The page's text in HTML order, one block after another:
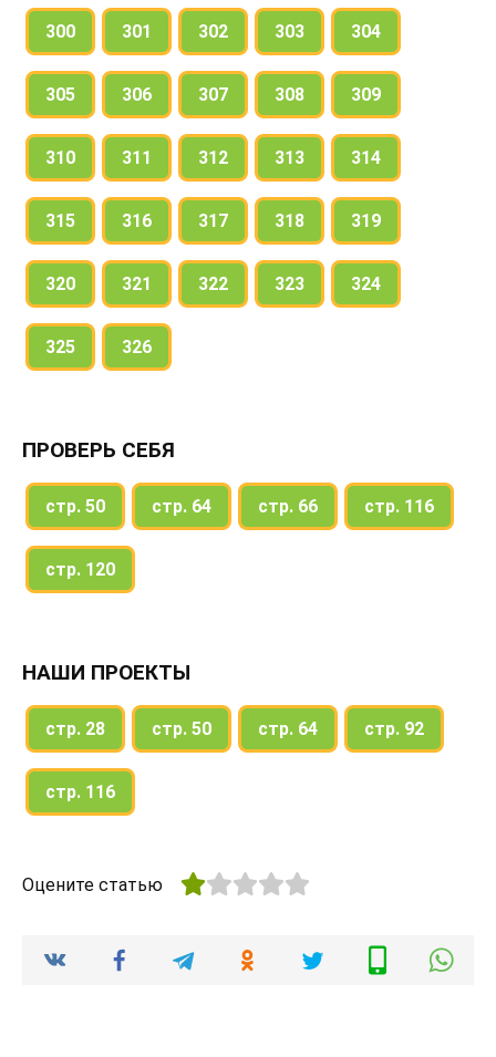
300 301 302 303 304
305 306 307 308 309
310 311 312 313 314
315 316 317 318 319
320 321 322 323 324
325 326
ПРОВЕРЬ СЕБЯ
стр. 50 стр. 64 стр. 66 стр. 116
стр. 120
НАШИ ПРОЕКТЫ
стр. 28 стр. 50 стр. 64 стр. 92
стр. 116
Оцените статью